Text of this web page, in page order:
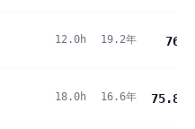
12.0h 19.2年 76
18.0h 16.6年 75.8